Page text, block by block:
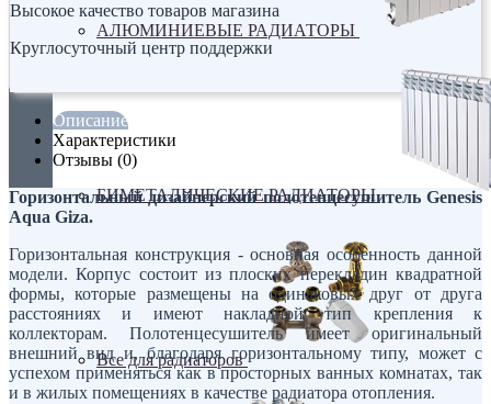
АЛЮМИНИЕВЫЕ РАДИАТОРЫ
БИМЕТАЛИЧЕСКИЕ РАДИАТОРЫ
Все для радиаторов
Высокое качество товаров магазина
Круглосуточный центр поддержки
Описание
Характеристики
Отзывы (0)
Горизонтальный дизайнерский полотенцесушитель Genesis
Aqua Giza.
Горизонтальная конструкция - основная особенность данной
модели. Корпус состоит из плоских перекладин квадратной
формы, которые размещены на одинаковых друг от друга
расстояниях и имеют накладной тип крепления к
коллекторам. Полотенцесушитель имеет оригинальный
внешний вид и, благодаря горизонтальному типу, может с
успехом применяться как в просторных ванных комнатах, так
и в жилых помещениях в качестве радиатора отопления.